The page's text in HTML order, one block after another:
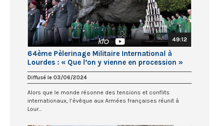
49:12
64ème Pèlerinage Militaire International à
Lourdes : « Que l’on y vienne en procession »
Diffusé le 03/06/2024
Alors que le monde résonne des tensions et conflits
internationaux, l’évêque aux Armées françaises réunit à
Lour...